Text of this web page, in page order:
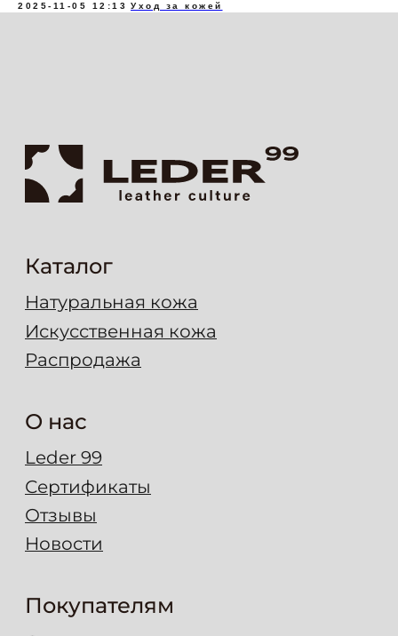
2025-11-05 12:13 Уход за кожей
Контакты
Возврат
Мессенджеры
Полезное
Цены
Вопрос-ответ
Блог
Шоурум
+7 (495) 778-78-99
г. Москва, ул. Садовники, д. 2